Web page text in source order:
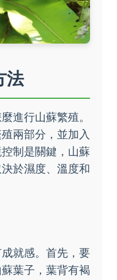
法
進行山蘇繁殖。
兩部分，並加入
制是關鍵，山蘇
於濕度、溫度和
就感。首先，要
葉子，葉背有褐